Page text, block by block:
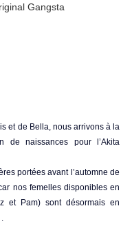
Gangsta
et de Bella, nous arrivons à la
de naissances pour l’Akita
portées avant l’automne de
nos femelles disponibles en
et Pam) sont désormais en